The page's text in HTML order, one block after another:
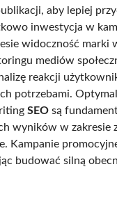
aby lepiej
inwestycja w
widoczność marki
mediów
reakcji
potrzebami.
SEO są
wyników w zakresie
Kampanie
budować silną